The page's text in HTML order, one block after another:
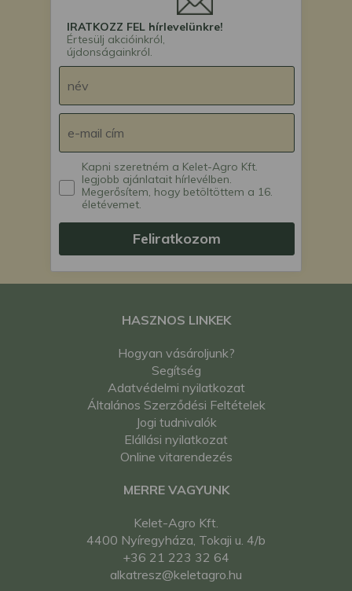
IRATKOZZ FEL hírlevelünkre!
Értesülj akcióinkról,
újdonságainkról.
Kapni szeretném a Kelet-Agro Kft.
legjobb ajánlatait hírlevélben.
Megerősítem, hogy betöltöttem a 16.
életévemet.
Feliratkozom
HASZNOS LINKEK
Hogyan vásároljunk?
Segítség
Adatvédelmi nyilatkozat
Általános Szerződési Feltételek
Jogi tudnivalók
Elállási nyilatkozat
Online vitarendezés
MERRE VAGYUNK
Kelet-Agro Kft.
4400 Nyíregyháza, Tokaji u. 4/b
+36 21 223 32 64
alkatresz@keletagro.hu